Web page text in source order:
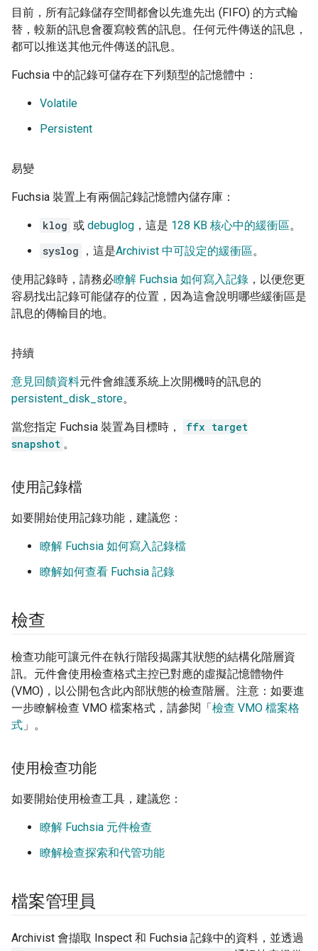
目前，所有記錄儲存空間都會以先進先出 (FIFO) 的方式輪
替，較新的訊息會覆寫較舊的訊息。任何元件傳送的訊息，
都可以推送其他元件傳送的訊息。
Fuchsia 中的記錄可儲存在下列類型的記憶體中：
Volatile
Persistent
易變
Fuchsia 裝置上有兩個記錄記憶體內儲存庫：
klog 或 debuglog ，這是 128 KB 核心中的緩衝區。
syslog
，這是Archivist 中可設定的緩衝區。
使用記錄時，請務必瞭解 Fuchsia 如何寫入記錄 ，以便您更
容易找出記錄可能儲存的位置，因為這會說明哪些緩衝區是
訊息的傳輸目的地。
持續
意見回饋資料元件會維護系統上次開機時的訊息的
persistent_disk_store。
當您指定 Fuchsia 裝置為目標時，
ffx target
snapshot 。
使用記錄檔
如要開始使用記錄功能，建議您：
瞭解 Fuchsia 如何寫入記錄檔
瞭解如何查看 Fuchsia 記錄
檢查
檢查功能可讓元件在執行階段揭露其狀態的結構化階層資
訊。元件會使用檢查格式主控已對應的虛擬記憶體物件
(VMO)，以公開包含此內部狀態的檢查階層。注意：如要進
一步瞭解檢查 VMO 檔案格式，請參閱「檢查 VMO 檔案格
式 」。
使用檢查功能
如要開始使用檢查工具，建議您：
瞭解 Fuchsia 元件檢查
瞭解檢查探索和代管功能
檔案管理員
Archivist 會擷取 Inspect 和 Fuchsia 記錄中的資料，並透過